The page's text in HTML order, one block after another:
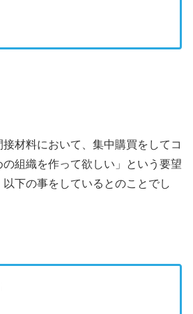
材料において、集中購買をしてコ
組織を作って欲しい」という要望
下の事をしているとのことでし